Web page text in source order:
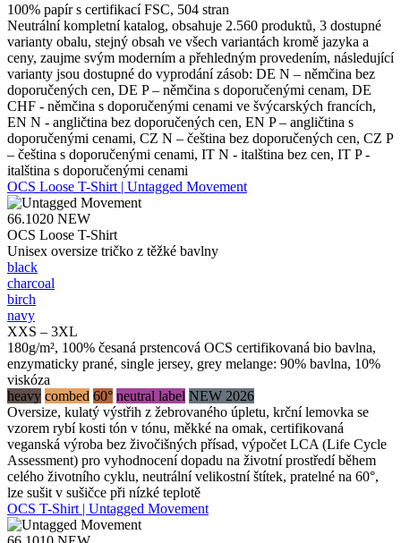
100% papír s certifikací FSC, 504 stran
Neutrální kompletní katalog, obsahuje 2.560 produktů, 3 dostupné
varianty obalu, stejný obsah ve všech variantách kromě jazyka a
ceny, zaujme svým moderním a přehledným provedením, následující
varianty jsou dostupné do vyprodání zásob: DE N – němčina bez
doporučených cen, DE P – němčina s doporučenými cenam, DE
CHF - němčina s doporučenými cenami ve švýcarských francích,
EN N - angličtina bez doporučených cen, EN P – angličtina s
doporučenými cenami, CZ N – čeština bez doporučených cen, CZ P
– čeština s doporučenými cenami, IT N - italština bez cen, IT P -
italština s doporučenými cenami
OCS Loose T-Shirt | Untagged Movement
66.1020 NEW
OCS Loose T-Shirt
Unisex oversize tričko z těžké bavlny
black
charcoal
birch
navy
XXS – 3XL
180g/m², 100% česaná prstencová OCS certifikovaná bio bavlna,
enzymaticky prané, single jersey, grey melange: 90% bavlna, 10%
viskóza
heavy combed 60° neutral label NEW 2026
Oversize, kulatý výstřih z žebrovaného úpletu, krční lemovka se
vzorem rybí kosti tón v tónu, měkké na omak, certifikovaná
veganská výroba bez živočišných přísad, výpočet LCA (Life Cycle
Assessment) pro vyhodnocení dopadu na životní prostředí během
celého životního cyklu, neutrální velikostní štítek, pratelné na 60°,
lze sušit v sušičce při nízké teplotě
OCS T-Shirt | Untagged Movement